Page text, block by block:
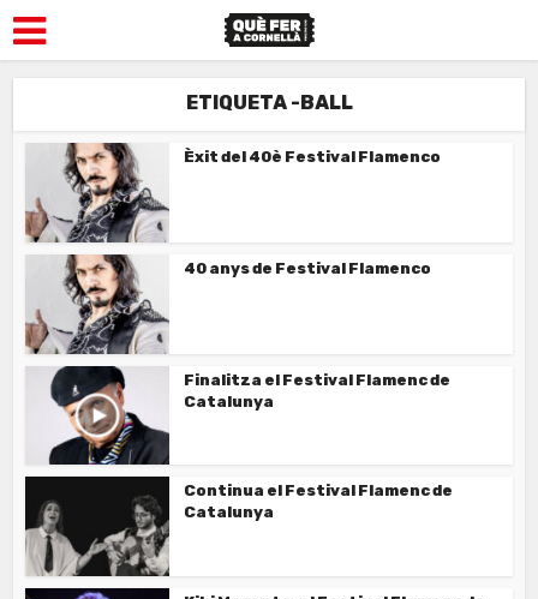
ETIQUETA -BALL
Èxit del 40è Festival Flamenco
40 anys de Festival Flamenco
Finalitza el Festival Flamenc de
Catalunya
Continua el Festival Flamenc de
Catalunya